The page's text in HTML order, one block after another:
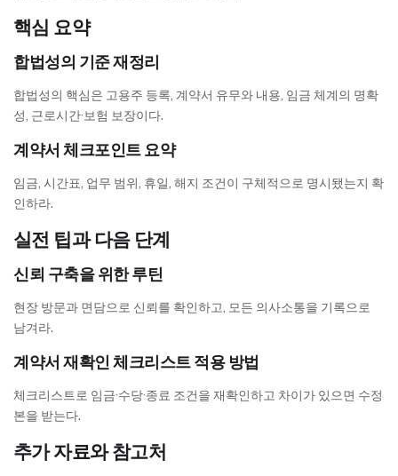
핵심 요약
합법성의 기준 재정리
합법성의 핵심은 고용주 등록, 계약서 유무와 내용, 임금 체계의 명확
성, 근로시간·보험 보장이다.
계약서 체크포인트 요약
임금, 시간표, 업무 범위, 휴일, 해지 조건이 구체적으로 명시됐는지 확
인하라.
실전 팁과 다음 단계
신뢰 구축을 위한 루틴
현장 방문과 면담으로 신뢰를 확인하고, 모든 의사소통을 기록으로
남겨라.
계약서 재확인 체크리스트 적용 방법
체크리스트로 임금·수당·종료 조건을 재확인하고 차이가 있으면 수정
본을 받는다.
추가 자료와 참고처